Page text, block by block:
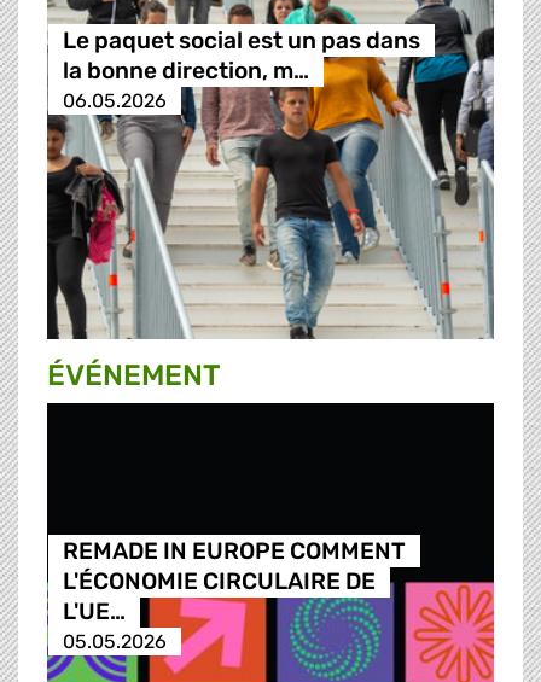
Le paquet social est un pas dans
la bonne direction, m…
06.05.2026
ÉVÉNEMENT
REMADE IN EUROPE COMMENT
L'ÉCONOMIE CIRCULAIRE DE
L'UE…
05.05.2026